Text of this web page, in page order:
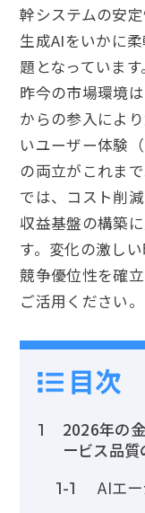
幹システムの安
生成AIをいかに
題となっています。
昨今の市場環境
からの参入によ
いユーザー体験
の両立がこれま
では、コスト削
収益基盤の構築
す。変化の激し
競争優位性を確
ご活用ください。
目次
1
2026年の
ービス品
1-1 AIエ